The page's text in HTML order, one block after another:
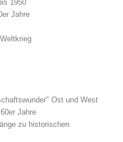
1950
Jahre
Ost und West
Jahre
zu historischen